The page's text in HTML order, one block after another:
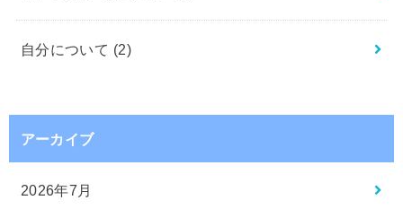
自分について (2)
アーカイブ
2026年7月